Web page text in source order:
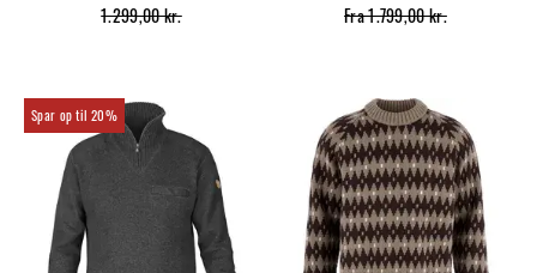
1.299,00 kr. Fra 1.799,00 kr.
20%